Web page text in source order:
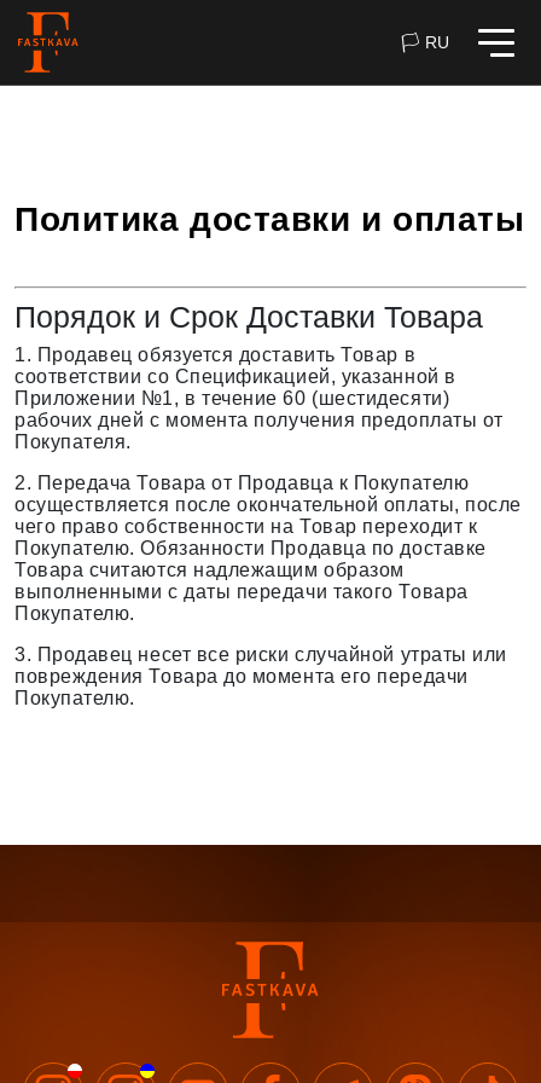
🏳 RU
Политика доставки и оплаты
Порядок и Срок Доставки Товара
1. Продавец обязуется доставить Товар в
соответствии со Спецификацией, указанной в
Приложении №1, в течение 60 (шестидесяти)
рабочих дней с момента получения предоплаты от
Покупателя.
2. Передача Товара от Продавца к Покупателю
осуществляется после окончательной оплаты, после
чего право собственности на Товар переходит к
Покупателю. Обязанности Продавца по доставке
Товара считаются надлежащим образом
выполненными с даты передачи такого Товара
Покупателю.
3. Продавец несет все риски случайной утраты или
повреждения Товара до момента его передачи
Покупателю.